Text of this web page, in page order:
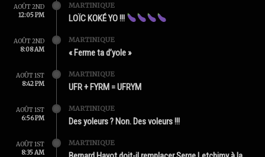
AOÛT 2ND
12:05 PM
MARTINIQUE
LOÏC KOKÉ YO !!!
AOÛT 2ND
8:08 AM
MARTINIQUE
« Ferme ta d’yole »
AOÛT 1ST
8:42 PM
MARTINIQUE
UFR + FYRM = UFRYM
AOÛT 1ST
6:56 PM
MARTINIQUE
Des yoleurs ? Non. Des voleurs !!!
AOÛT 1ST
8:35 AM
MARTINIQUE